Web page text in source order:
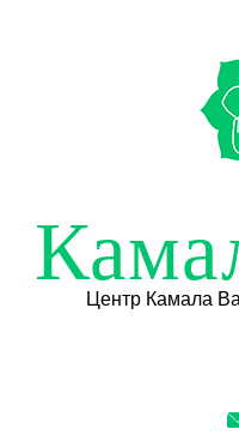
Центр Камала